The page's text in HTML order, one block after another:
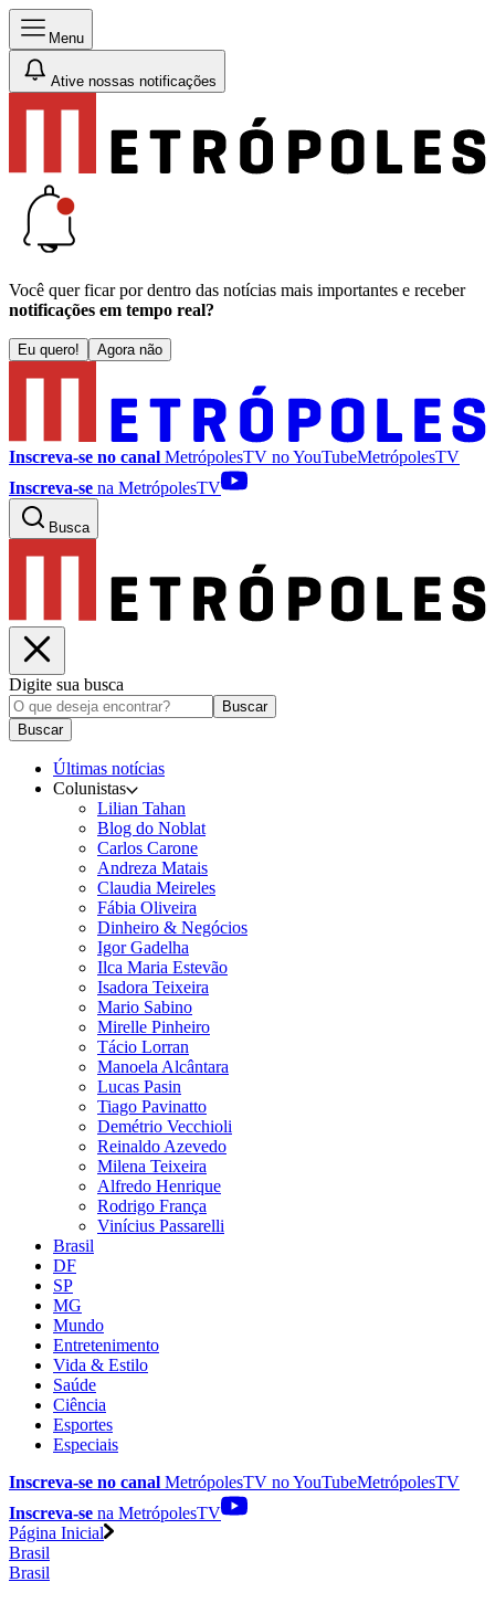
Menu
Ative nossas notificações
Você quer ficar por dentro das notícias mais importantes e receber
notificações em tempo real?
Eu quero! Agora não
Inscreva-se no canal MetrópolesTV noYouTubeMetrópolesTV
Inscreva-se na MetrópolesTV
Busca
Digite sua busca
Buscar
Buscar
Últimas notícias
Colunistas
Lilian Tahan
Blog do Noblat
Carlos Carone
Andreza Matais
Claudia Meireles
Fábia Oliveira
Dinheiro & Negócios
Igor Gadelha
Ilca Maria Estevão
Isadora Teixeira
Mario Sabino
Mirelle Pinheiro
Tácio Lorran
Manoela Alcântara
Lucas Pasin
Tiago Pavinatto
Demétrio Vecchioli
Reinaldo Azevedo
Milena Teixeira
Alfredo Henrique
Rodrigo França
Vinícius Passarelli
Brasil
DF
SP
MG
Mundo
Entretenimento
Vida & Estilo
Saúde
Ciência
Esportes
Especiais
Inscreva-se no canal MetrópolesTV noYouTubeMetrópolesTV
Inscreva-se na MetrópolesTV
Página Inicial
Brasil
Brasil